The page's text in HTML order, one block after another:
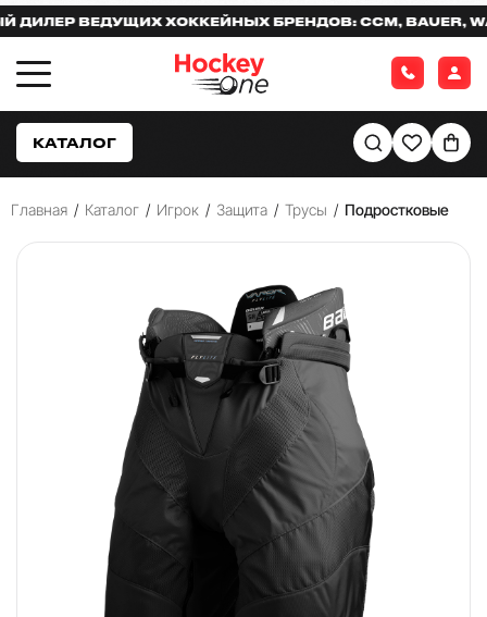
ВЕДУЩИХ ХОККЕЙНЫХ БРЕНДОВ: CCM, BAUER,
КАТАЛОГ
Главная / Каталог / Игрок / Защита / Трусы / Подростковые